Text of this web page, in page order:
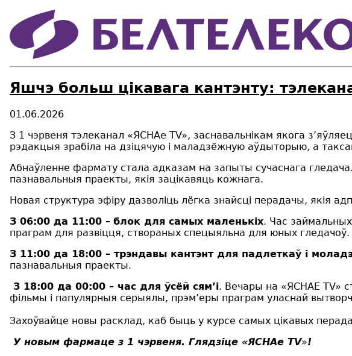
Яшчэ больш цікавага кантэнту:
01.06.2026
З 1 чэрвеня тэлеканал «ЯСНАе TV», заснавальнікам якога
рэдакцыя зрабіла на дзіцячую і маладзёжную аўдыторыю, а
Абнаўленне фармату стала адказам на запыты сучаснага
пазнавальныя праекты, якія зацікавяць кожнага.
Новая структура эфіру дазволіць лёгка знайсці перадачы, якія
З 06:00 да 11:00 – блок для самых маленькіх. Час
праграм для развіцця, створаных спецыяльна для юных гледачоў.
З 11:00 да 18:00 – трэндавы кантэнт для падлеткаў і
пазнавальныя праекты.
З 18:00 да 00:00 – час для ўсёй сям’і. Вечары на «ЯСНАЕ TV»
фільмы і папулярныя серыялы, прэм’еры праграм уласнай
Захоўвайце новы расклад, каб быць у курсе самых цікавых
У новым фармаце з 1 чэрвеня. Глядзіце «ЯСНАе ТV»!